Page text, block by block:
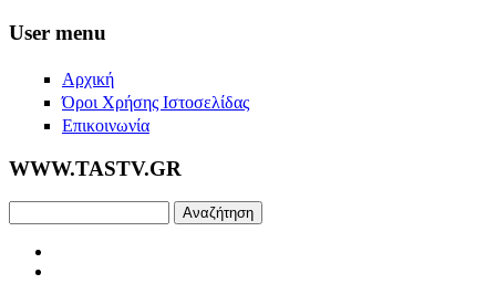
Skip to main content
User menu
Αρχική
Όροι Χρήσης Ιστοσελίδας
Επικοινωνία
WWW.TASTV.GR